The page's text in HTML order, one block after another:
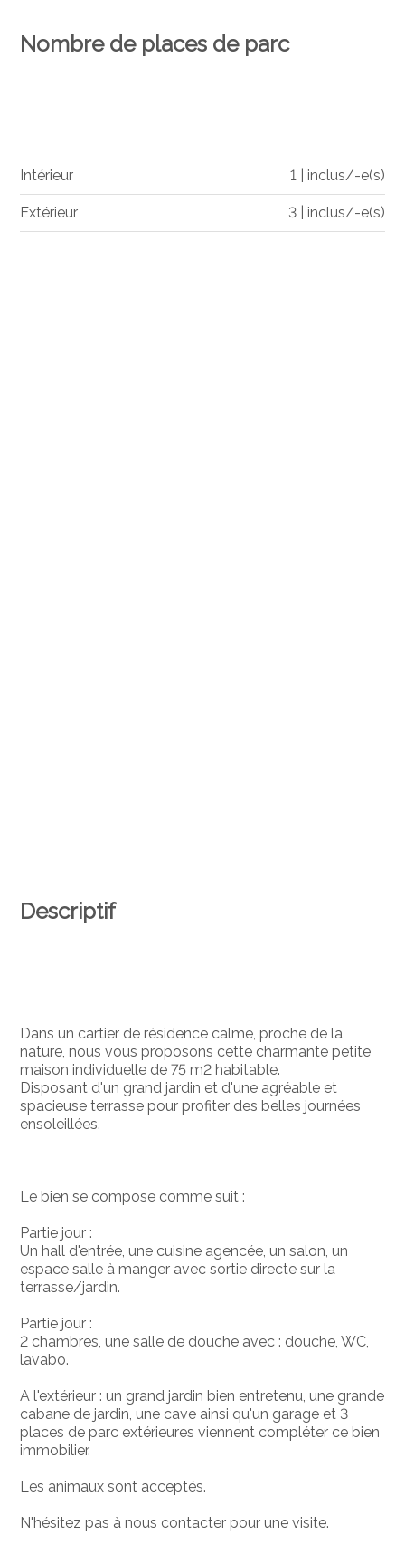
Descriptif
Dans un cartier de résidence calme, proche de la
nature, nous vous proposons cette charmante petite
maison individuelle de 75 m2 habitable.
Disposant d'un grand jardin et d'une agréable et
spacieuse terrasse pour profiter des belles journées
ensoleillées.
Le bien se compose comme suit :
Partie jour :
Un hall d'entrée, une cuisine agencée, un salon, un
espace salle à manger avec sortie directe sur la
terrasse/jardin.
Partie jour :
2 chambres, une salle de douche avec : douche, WC,
lavabo.
A l'extérieur : un grand jardin bien entretenu, une grande
cabane de jardin, une cave ainsi qu'un garage et 3
places de parc extérieures viennent compléter ce bien
immobilier.
Les animaux sont acceptés.
N'hésitez pas à nous contacter pour une visite.
Nombre de places de parc
Intérieur 1 | inclus/-e(s)
Extérieur 3 | inclus/-e(s)